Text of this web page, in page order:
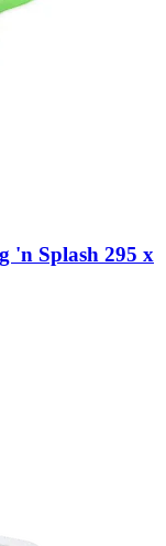
'n Splash 295 x